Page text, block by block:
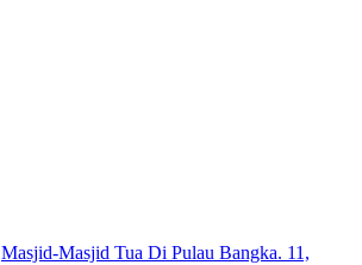
Masjid-Masjid Tua Di Pulau Bangka. 11,